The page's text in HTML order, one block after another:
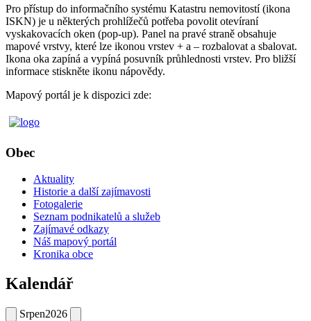
Pro přístup do informačního systému Katastru nemovitostí (ikona
ISKN) je u některých prohlížečů potřeba povolit otevíraní
vyskakovacích oken (pop-up). Panel na pravé straně obsahuje
mapové vrstvy, které lze ikonou vrstev + a – rozbalovat a sbalovat.
Ikona oka zapíná a vypíná posuvník průhlednosti vrstev. Pro bližší
informace stiskněte ikonu nápovědy.
Mapový portál je k dispozici zde:
Obec
Aktuality
Historie a další zajímavosti
Fotogalerie
Seznam podnikatelů a služeb
Zajímavé odkazy
Náš mapový portál
Kronika obce
Kalendář
Srpen2026